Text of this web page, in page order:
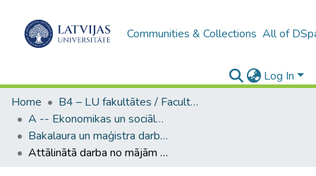
Communities & Collections All of
Log In
Home
B4 – LU fakultātes / Faculties of the UL
A -- Ekonomikas un sociālo zinātņu fakultāte / Faculty of Economics and Social Sciences
Bakalaura un maģistra darbi (ESZF) / Bachelor's and Master's theses
Attālinātā darba no mājām ietekme uz apmierinātību ar darbu informācijas tehnoloģiju iestādēs Rīgā